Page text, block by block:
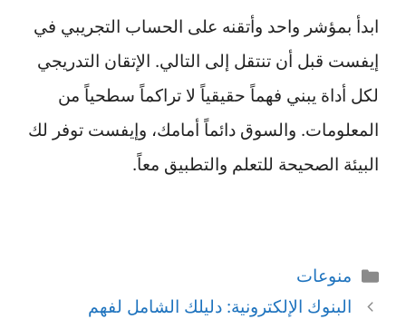
ابدأ بمؤشر واحد وأتقنه على الحساب التجريبي في
إيفست قبل أن تنتقل إلى التالي. الإتقان التدريجي
لكل أداة يبني فهماً حقيقياً لا تراكماً سطحياً من
المعلومات. والسوق دائماً أمامك، وإيفست توفر لك
البيئة الصحيحة للتعلم والتطبيق معاً.
التصنيفات
منوعات
البنوك الإلكترونية: دليلك الشامل لفهم